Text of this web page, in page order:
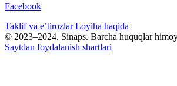
Facebook
Taklif va e’tirozlarLoyiha haqida
© 2023–2024. Sinaps. Barcha huquqlar
Saytdan foydalanish shartlari